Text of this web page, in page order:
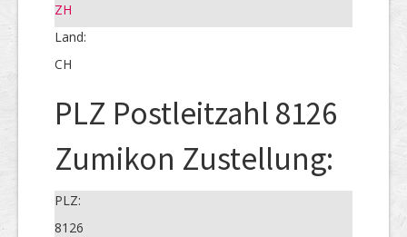
ZH
Land:
CH
PLZ Postleitzahl 8126
Zumikon Zustellung:
PLZ:
8126